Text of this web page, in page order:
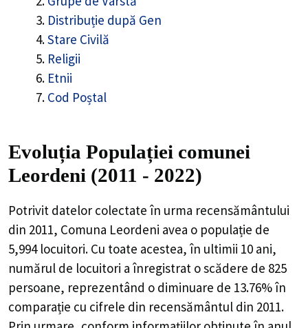
Distribuție după Gen
Stare Civilă
Religii
Etnii
Cod Poștal
Evoluția Populației comunei
Leordeni (2011 - 2022)
Potrivit datelor colectate în urma recensământului
din 2011, Comuna Leordeni avea o populație de
5,994locuitori. Cu toate acestea, în ultimii 10 ani,
numărul de locuitori a înregistrat oscădere de 825
persoane, reprezentând o diminuare de 13.76%în
comparație cu cifrele din recensământul din 2011.